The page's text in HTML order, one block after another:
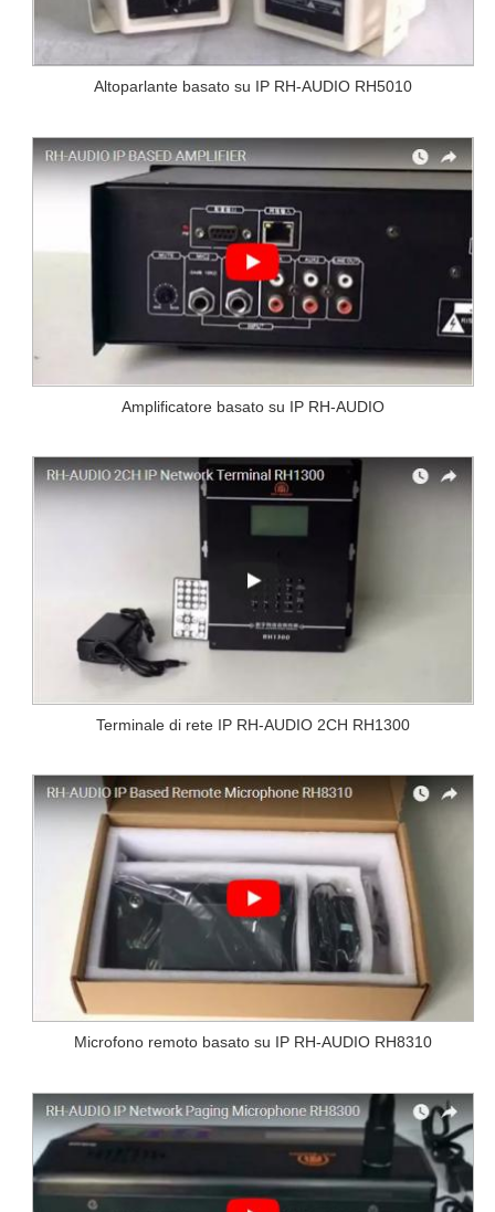
Altoparlante basato su IP RH-AUDIO RH5010
Amplificatore basato su IP RH-AUDIO
Terminale di rete IP RH-AUDIO 2CH RH1300
Microfono remoto basato su IP RH-AUDIO RH8310